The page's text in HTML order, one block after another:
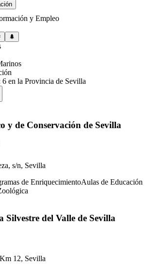
y Empleo
🌲
6 en la Provincia de Sevilla
y de Conservación de Sevilla
s/n, Sevilla
de EnriquecimientoAulas de Educación
Silvestre del Valle de Sevilla
12, Sevilla